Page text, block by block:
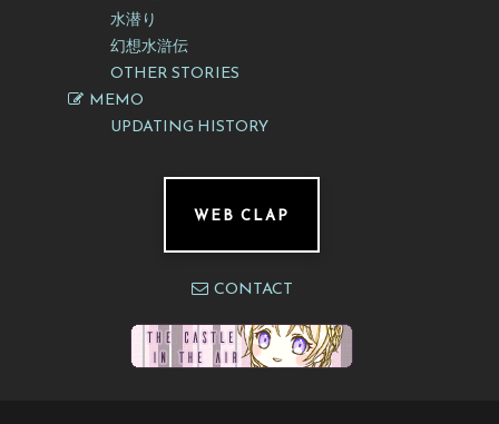
水潜り
幻想水滸伝
OTHER STORIES
MEMO
UPDATING HISTORY
WEB CLAP
CONTACT